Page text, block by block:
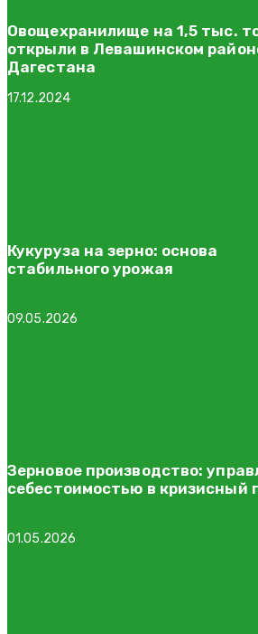
Овощехранилище на 1,5 тыс.
открыли в Левашинском
Дагестана
17.12.2024
Кукуруза на зерно: основа
стабильного урожая
09.05.2026
Зерновое производство:
себестоимостью в кризисный
01.05.2026